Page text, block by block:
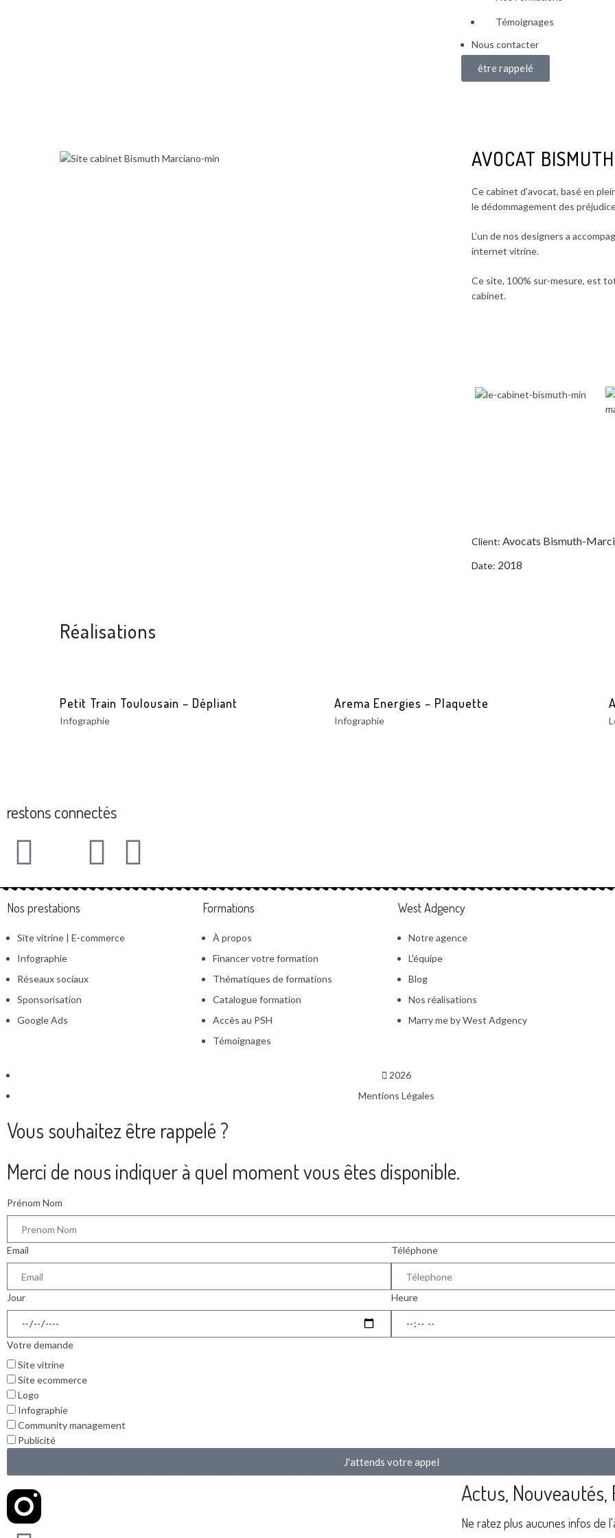
Témoignages
Nous contacter
être rappelé
AVOCAT
Ce cabinet d’avocat, basé en
le dédommagement des
L’un de nos designers a
internet vitrine.
Ce site, 100% sur-mesure, est
cabinet.
Client: Avocats Bismuth-
Date: 2018
Réalisations
Petit Train Toulousain – Dépliant
Infographie
Arema Energies – Plaquette
Infographie
restons connectés
Nos prestations
Site vitrine | E-commerce
Infographie
Réseaux sociaux
Sponsorisation
Google Ads
Formations
À propos
Financer votre formation
Thématiques de formations
Catalogue formation
Accès au PSH
Témoignages
West Adgency
Notre agence
L'équipe
Blog
Nos réalisations
Marry me by West Adgency
2026
Mentions Légales
Vous souhaitez être rappelé ?
Merci de nous indiquer à quel moment vous êtes disponible.
Prénom Nom
Email Téléphone
Jour Heure
Votre demande
Site vitrine
Site ecommerce
Logo
Infographie
Community management
Publicité
J'attends votre appel
Actus, Nouveautés,
Ne ratez plus aucunes infos de